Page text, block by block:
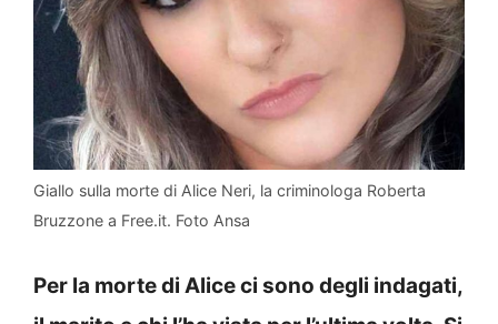
Giallo sulla morte di Alice Neri, la criminologa Roberta
Bruzzone a Free.it. Foto Ansa
Per la morte di Alice ci sono degli indagati,